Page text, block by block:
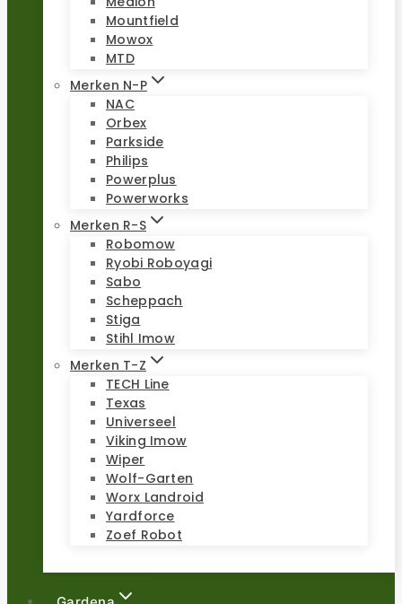
Mountfield
Mowox
MTD
Merken N-P
NAC
Orbex
Parkside
Philips
Powerplus
Powerworks
Merken R-S
Robomow
Ryobi Roboyagi
Sabo
Scheppach
Stiga
Stihl Imow
Merken T-Z
TECH Line
Texas
Universeel
Viking Imow
Wiper
Wolf-Garten
Worx Landroid
Yardforce
Zoef Robot